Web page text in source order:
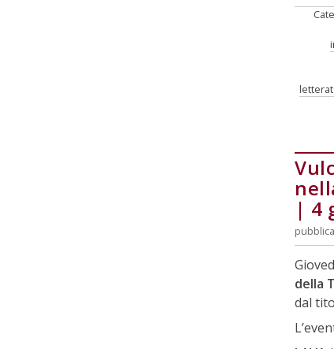
| 4
della
dal